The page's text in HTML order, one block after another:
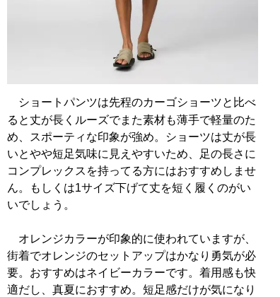
ショートパンツは先程のカーゴショーツと比べ
ると丈が長くルーズでまた素材も薄手で軽量のた
め、スポーティな印象が強め。ショーツは丈が長
いとやや短足気味に見えやすいため、足の長さに
コンプレックスを持ってる方にはおすすめしませ
ん。もしくは1サイズ下げて丈を短く履くのがい
いでしょう。
オレンジカラーが印象的に使われていますが、
街着でオレンジのセットアップはかなり勇気が必
要。おすすめはネイビーカラーです。着用感も快
適だし、真夏におすすめ。短足感だけが気になり